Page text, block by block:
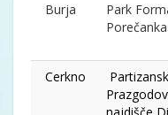
Burja
Park
Cerkno